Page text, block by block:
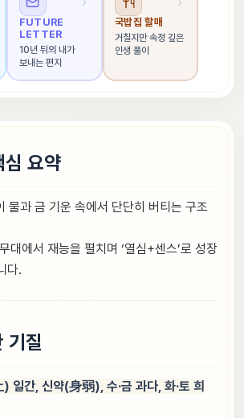
FUTURE
LETTER
10년 뒤의 내가
보내는 편지
국밥집 할매
거칠지만 속정 깊은
인생 풀이
심 요약
물과 금 기운 속에서 단단히 버티는 구조
대에서 재능을 펼치며 ‘열심+센스’로 성장
다.
기질
일간, 신약(身弱), 수·금 과다, 화·토 희